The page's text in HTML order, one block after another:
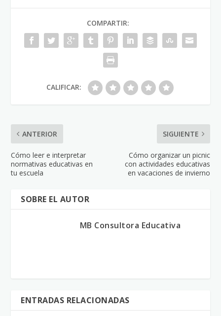
COMPARTIR:
CALIFICAR:
ANTERIOR
Cómo leer e interpretar
normativas educativas en
tu escuela
SIGUIENTE
Cómo organizar un picnic
con actividades educativas
en vacaciones de invierno
SOBRE EL AUTOR
MB Consultora Educativa
ENTRADAS RELACIONADAS